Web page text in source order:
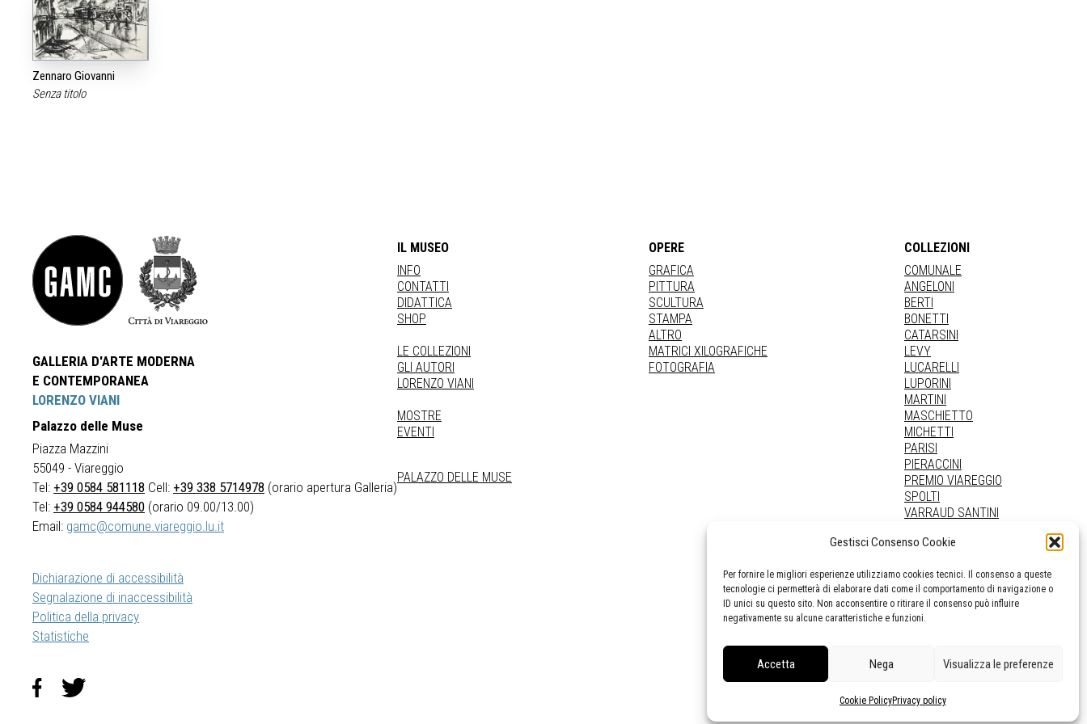
Gestisci Consenso Cookie
Per fornire le migliori esperienze utilizziamo cookies tecnici. Il consenso a queste
tecnologie ci permetterà di elaborare dati come il comportamento di navigazione o
ID unici su questo sito. Non acconsentire o ritirare il consenso può influire
negativamente su alcune caratteristiche e funzioni.
Accetta Nega Visualizza le preferenze
Cookie PolicyPrivacy policy
Zennaro Giovanni
Senza titolo
GALLERIA D'ARTE MODERNA
E CONTEMPORANEA
LORENZO VIANI
Palazzo delle Muse
Piazza Mazzini
55049 - Viareggio
Tel: +39 0584 581118 Cell: +39 338 5714978 (orario apertura Galleria)
Tel: +39 0584 944580 (orario 09.00/13.00)
Email: gamc@comune.viareggio.lu.it
Dichiarazione di accessibilità
Segnalazione di inaccessibilità
Politica della privacy
Statistiche
IL MUSEO
INFO
CONTATTI
DIDATTICA
SHOP
LE COLLEZIONI
GLI AUTORI
LORENZO VIANI
MOSTRE
EVENTI
PALAZZO DELLE MUSE
OPERE
GRAFICA
PITTURA
SCULTURA
STAMPA
ALTRO
MATRICI XILOGRAFICHE
FOTOGRAFIA
COLLEZIONI
COMUNALE
ANGELONI
BERTI
BONETTI
CATARSINI
LEVY
LUCARELLI
LUPORINI
MARTINI
MASCHIETTO
MICHETTI
PARISI
PIERACCINI
PREMIO VIAREGGIO
SPOLTI
VARRAUD SANTINI